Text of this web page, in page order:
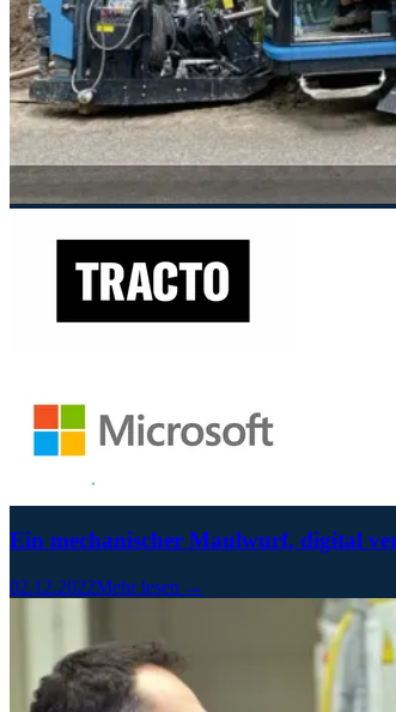
Ein mechanischer Maulwurf, digital
02.12.2022Mehr lesen →